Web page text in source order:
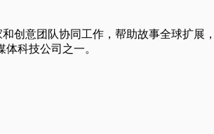
创意团队协同工作，帮助故事全球扩展
科技公司之一。